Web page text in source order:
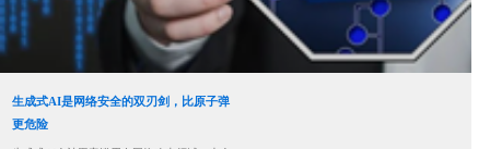
生成式AI是网络安全的双刃剑，比原子弹
更危险